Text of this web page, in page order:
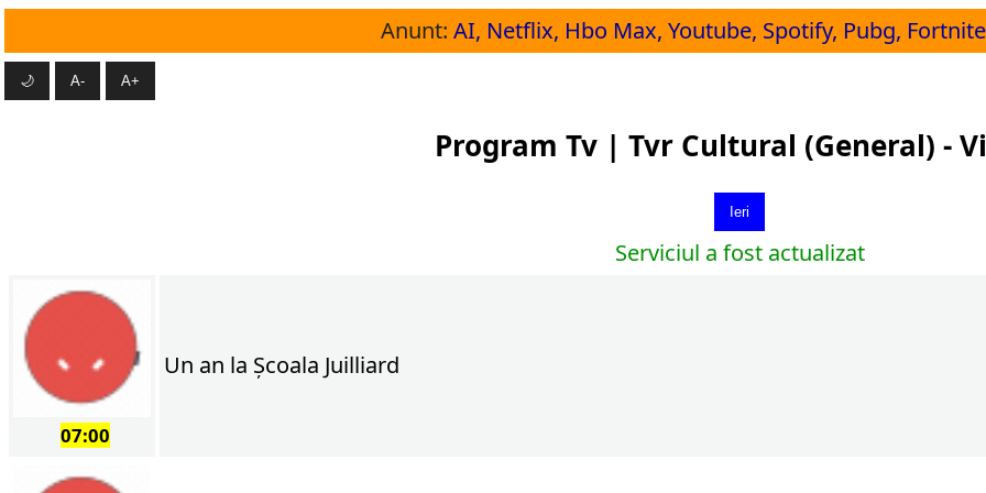
Anunt: AI, Netflix, Hbo Max, Youtube, Spotify, Pubg,
🌙 A- A+
Program Tv | Tvr Cultural (General) -
Ieri
Serviciul a fost actualizat
07:00
Un an la Şcoala Juilliard